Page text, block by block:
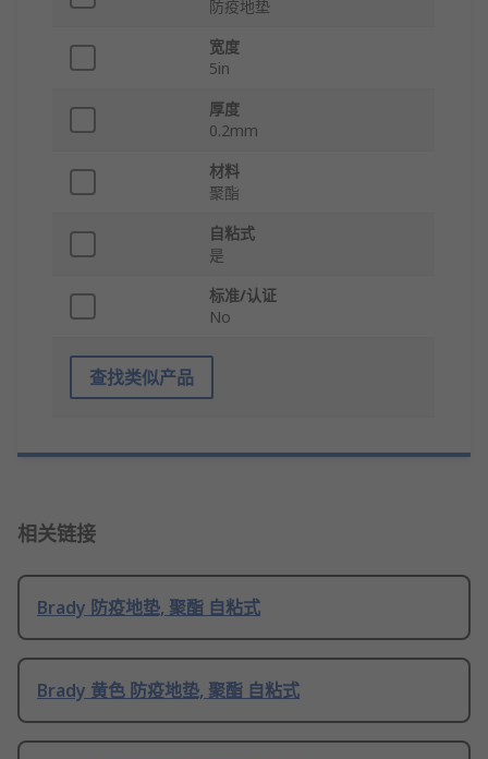
防疫地垫
宽度
5in
厚度
0.2mm
材料
聚酯
自粘式
是
标准/认证
No
查找类似产品
相关链接
Brady 防疫地垫, 聚酯 自粘式
Brady 黄色 防疫地垫, 聚酯 自粘式